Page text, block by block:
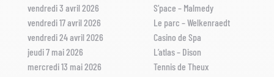
vendredi 3 avril 2026
S’pace – Malmedy
vendredi 17 avril 2026
Le parc – Welkenraedt
vendredi 24 avril 2026
Casino de Spa
jeudi 7 mai 2026
L’atlas – Dison
mercredi 13 mai 2026
Tennis de Theux